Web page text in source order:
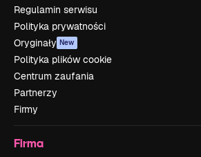
Regulamin serwisu
Polityka prywatności
Oryginały New
Polityka plików cookie
Centrum zaufania
Partnerzy
Firmy
Firma